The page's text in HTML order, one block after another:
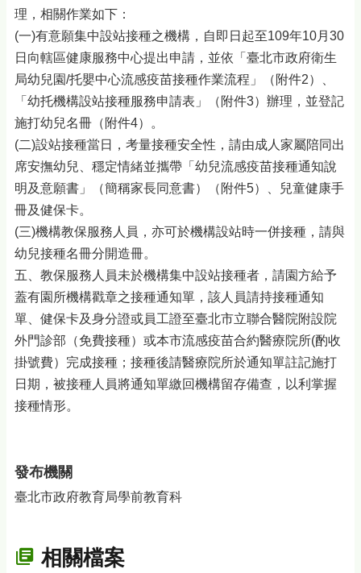
理，相關作業如下：
(一)有意願集中設站接種之機構，自即日起至109年10月30
日向轄區健康服務中心提出申請，並依「臺北市政府衛生
局幼兒園/托嬰中心流感疫苗接種作業流程」（附件2）、
「幼托機構設站接種服務申請表」（附件3）辦理，並登記
施打幼兒名冊（附件4）。
(二)設站接種當日，考量接種安全性，請由成人家屬陪同出
席安撫幼兒、穩定情緒並攜帶「幼兒流感疫苗接種通知說
明及意願書」（簡稱家長同意書）（附件5）、兒童健康手
冊及健保卡。
(三)機構教保服務人員，亦可於機構設站時一併接種，請與
幼兒接種名冊分開造冊。
五、教保服務人員未於機構集中設站接種者，請園方給予
蓋有園所機構戳章之接種通知單，該人員請持接種通知
單、健保卡及身分證或員工證至臺北市立聯合醫院附設院
外門診部（免費接種）或本市流感疫苗合約醫療院所(酌收
掛號費）完成接種；接種後請醫療院所於通知單註記施打
日期，被接種人員將通知單繳回機構留存備查，以利掌握
接種情形。
發布機關
臺北市政府教育局學前教育科
相關檔案